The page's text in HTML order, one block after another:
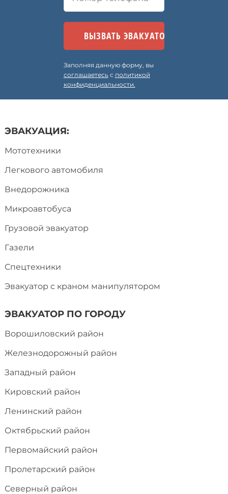
Заполняя данную форму, вы
соглашаетесьс политикой
конфиденциальности.
ЭВАКУАЦИЯ:
Мототехники
Легкового автомобиля
Внедорожника
Микроавтобуса
Грузовой эвакуатор
Газели
Спецтехники
Эвакуатор с краном манипулятором
ЭВАКУАТОР ПО ГОРОДУ
Ворошиловский район
Железнодорожный район
Западный район
Кировский район
Ленинский район
Октябрьский район
Первомайский район
Пролетарский район
Северный район